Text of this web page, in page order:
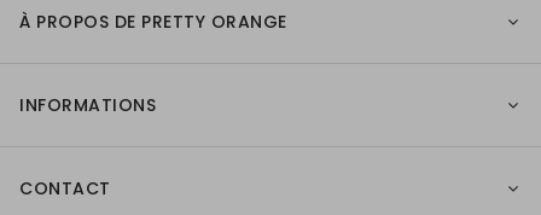
À PROPOS DE PRETTY ORANGE
INFORMATIONS
CONTACT